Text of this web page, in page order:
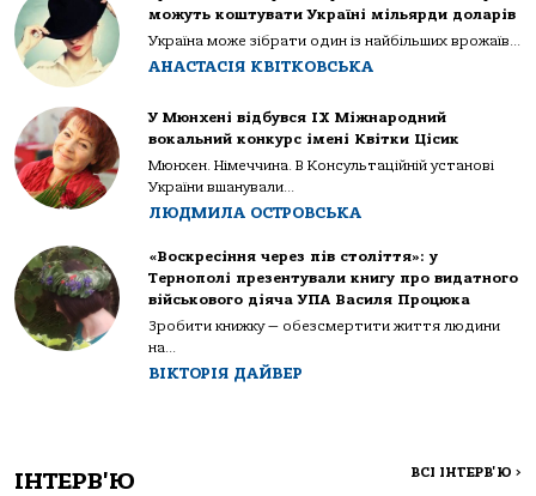
можуть коштувати Україні мільярди доларів
Україна може зібрати один із найбільших врожаїв...
АНАСТАСІЯ КВІТКОВСЬКА
У Мюнхені відбувся IX Міжнародний
вокальний конкурс імені Квітки Цісик
Мюнхен. Німеччина. В Консультаційній установі
України вшанували...
ЛЮДМИЛА ОСТРОВСЬКА
«Воскресіння через пів століття»: у
Тернополі презентували книгу про видатного
військового діяча УПА Василя Процюка
Зробити книжку — обезсмертити життя людини
на...
ВІКТОРІЯ ДАЙВЕР
ІНТЕРВ'Ю ВСІ ІНТЕРВ'Ю >